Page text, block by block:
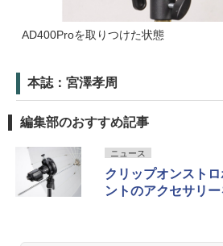
AD400Proを取りつけた状態
本誌：宮澤孝周
編集部のおすすめ記事
ニュース
クリップオンスト
ントのアクセサリ